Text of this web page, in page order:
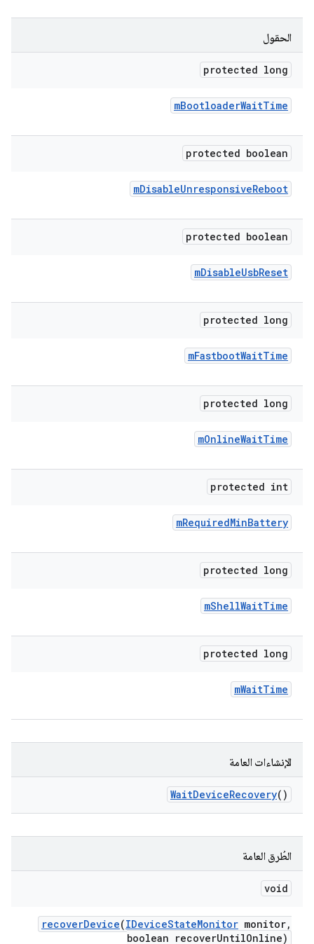
الحقول
protected long
mBootloaderWaitTime
protected boolean
mDisableUnresponsiveReboot
protected boolean
mDisableUsbReset
protected long
mFastbootWaitTime
protected long
mOnlineWaitTime
protected int
mRequiredMinBattery
protected long
mShellWaitTime
protected long
mWaitTime
الإنشاءات العامة
WaitDeviceRecovery()
الطُرق العامة
void
recoverDevice(IDeviceStateMonitor monitor,
boolean recoverUntilOnline)